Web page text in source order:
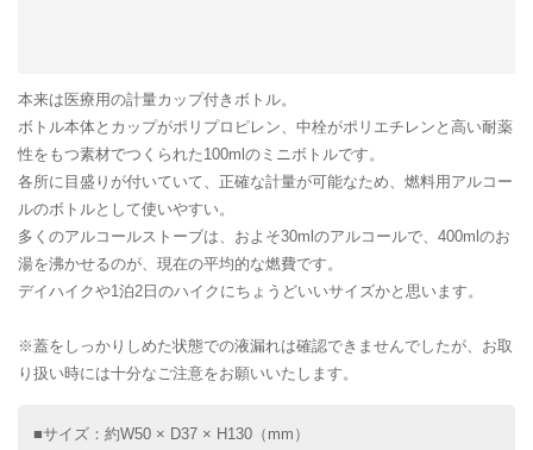
本来は医療用の計量カップ付きボトル。
ボトル本体とカップがポリプロピレン、中栓がポリエチレンと高い耐薬
性をもつ素材でつくられた100mlのミニボトルです。
各所に目盛りが付いていて、正確な計量が可能なため、燃料用アルコー
ルのボトルとして使いやすい。
多くのアルコールストーブは、およそ30mlのアルコールで、400mlのお
湯を沸かせるのが、現在の平均的な燃費です。
デイハイクや1泊2日のハイクにちょうどいいサイズかと思います。
※蓋をしっかりしめた状態での液漏れは確認できませんでしたが、お取
り扱い時には十分なご注意をお願いいたします。
■サイズ：約W50 × D37 × H130（mm）